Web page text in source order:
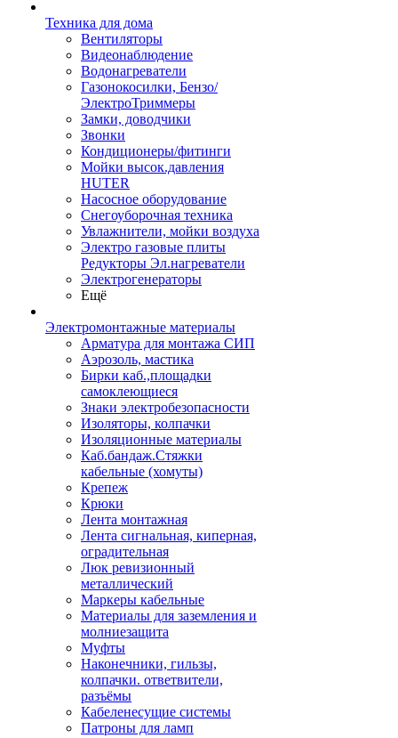
Техника для дома
Вентиляторы
Видеонаблюдение
Водонагреватели
Газонокосилки, Бензо/
ЭлектроТриммеры
Замки, доводчики
Звонки
Кондиционеры/фитинги
Мойки высок.давления
HUTER
Насосное оборудование
Снегоуборочная техника
Увлажнители, мойки воздуха
Электро газовые плиты
Редукторы Эл.нагреватели
Электрогенераторы
Ещё
Электромонтажные материалы
Арматура для монтажа СИП
Аэрозоль, мастика
Бирки каб.,площадки
самоклеющиеся
Знаки электробезопасности
Изоляторы, колпачки
Изоляционные материалы
Каб.бандаж.Стяжки
кабельные (хомуты)
Крепеж
Крюки
Лента монтажная
Лента сигнальная, киперная,
оградительная
Люк ревизионный
металлический
Маркеры кабельные
Материалы для заземления и
молниезащита
Муфты
Наконечники, гильзы,
колпачки. ответвители,
разъёмы
Кабеленесущие системы
Патроны для ламп